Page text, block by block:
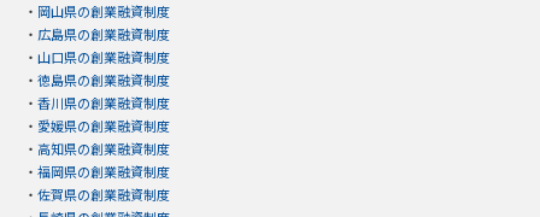
・ 岡山県の創業融資制度
・ 広島県の創業融資制度
・ 山口県の創業融資制度
・ 徳島県の創業融資制度
・ 香川県の創業融資制度
・ 愛媛県の創業融資制度
・ 高知県の創業融資制度
・ 福岡県の創業融資制度
・ 佐賀県の創業融資制度